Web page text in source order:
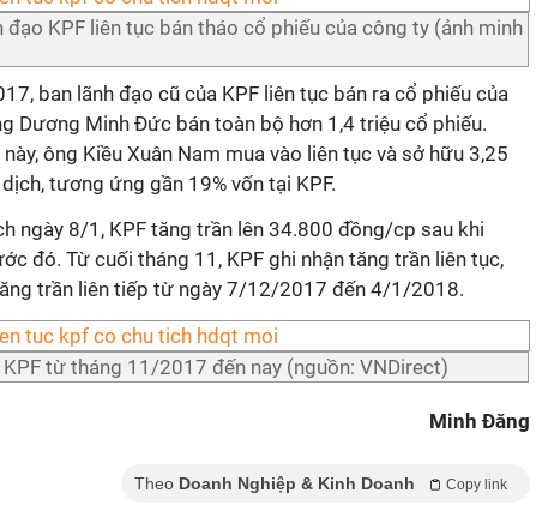
đạo KPF liên tục bán tháo cổ phiếu của công ty (ảnh minh
ban lãnh đạo cũ của KPF liên tục bán ra cổ phiếu của
Dương Minh Đức bán toàn bộ hơn 1,4 triệu cổ phiếu.
ông Kiều Xuân Nam mua vào liên tục và sở hữu 3,25
tương ứng gần 19% vốn tại KPF.
ngày 8/1, KPF tăng trần lên 34.800 đồng/cp sau khi
đó. Từ cuối tháng 11, KPF ghi nhận tăng trần liên tục,
trần liên tiếp từ ngày 7/12/2017 đến 4/1/2018.
từ tháng 11/2017 đến nay (nguồn: VNDirect)
Minh Đăng
Theo Doanh Nghiệp & Kinh Doanh Copy link